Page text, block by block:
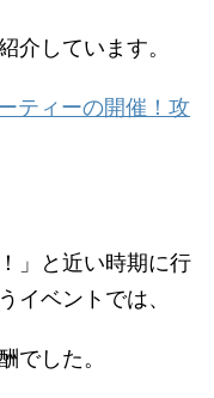
介しています。
ティーの開催！攻
」と近い時期に行
イベントでは、
でした。